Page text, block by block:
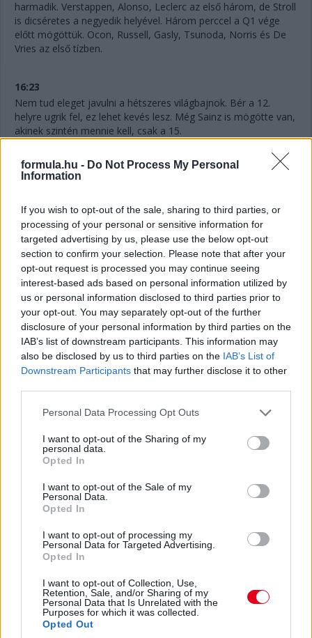
formula.hu - Do Not Process My Personal
Information
If you wish to opt-out of the sale, sharing to third parties, or
processing of your personal or sensitive information for
targeted advertising by us, please use the below opt-out
section to confirm your selection. Please note that after your
opt-out request is processed you may continue seeing
interest-based ads based on personal information utilized by
us or personal information disclosed to third parties prior to
your opt-out. You may separately opt-out of the further
disclosure of your personal information by third parties on the
IAB’s list of downstream participants. This information may
also be disclosed by us to third parties on the IAB’s List of
Downstream Participants that may further disclose it to other
Please note that this website/app uses one or more Google
not limited to your visit or usage behaviour. You may click to
grant or deny consent to Google and its third-party tags to
use your data for below specified purposes in below Google
consent section.
Personal Data Processing Opt Outs
I want to opt-out of the Sharing of my
personal data.
Opted In
I want to opt-out of the Sale of my
Personal Data.
Opted In
I want to opt-out of processing my
Personal Data for Targeted Advertising.
Opted In
I want to opt-out of Collection, Use,
Retention, Sale, and/or Sharing of my
Personal Data that Is Unrelated with the
Purposes for which it was collected.
Opted Out
harmadik. Verstappen, Alonso, Leclerc az első három, de Stroll
is dicséretes a negyedik helyével. Három perccel a Q1 vége
előtt mögöttük. Ocon, Russell, Gasly, Tsunoda, Norris és De
Vries az első tízben.
16:23
Nem tud eleget javulni a hétszeres világbajnok. Bér a 12.
helyre ugrik fel, ez lehet kevés lesz. Még Sainz is mögötte van,
akinek szintén mennie kell, csak a 15.
16:22
idők javulásával szinte biztosan utolsó lesz majd. Nagy
tűzijáték várható itt!
16:21
Gyorsan változnak a dolgok! Alonso az élen 1:12.886-os
idővel, Ocon a második 133 ezredes lemaradással, de
meglepetés Gasly harmadik, illetőleg De Vries hatodik helye is.
16:21
A brit-thai versenyzőtől gyorsan elveszik az első pozíciót.
Egyelőre Verstappen és Russell került elé.
Szomorúan sétál vissza Perez, hamarosan az újságírók
kérdéseire is válaszolni fog. Kollégánk is a helyszínen van, így
érdemes lesz majd figyelni a Formula.hu weboldalát az